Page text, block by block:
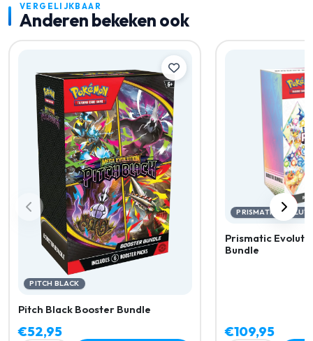
VERGELIJKBAAR
Anderen bekeken ook
PITCH BLACK
Pitch Black Booster Bundle
€52,95
PRISMATIC
Prismatic
Bundle
€109,95